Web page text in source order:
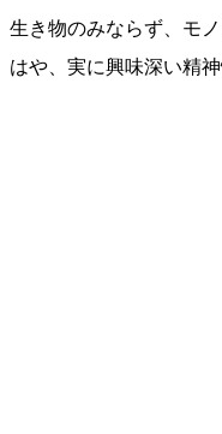
生き物のみならず、モ
はや、実に興味深い精神